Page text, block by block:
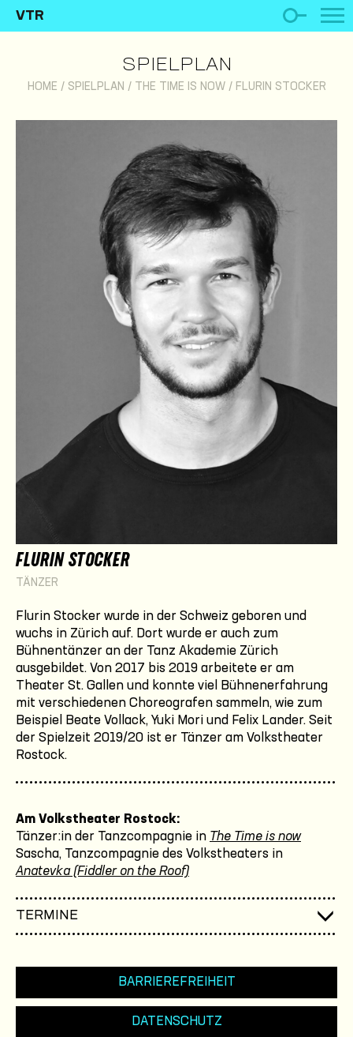
VTR
SPIELPLAN
HOME / SPIELPLAN / THE TIME IS NOW/ FLURIN STOCKER
FLURIN STOCKER
TÄNZER
Flurin Stocker wurde in der Schweiz geboren und
wuchs in Zürich auf. Dort wurde er auch zum
Bühnentänzer an der Tanz Akademie Zürich
ausgebildet. Von 2017 bis 2019 arbeitete er am
Theater St. Gallen und konnte viel Bühnenerfahrung
mit verschiedenen Choreografen sammeln, wie zum
Beispiel Beate Vollack, Yuki Mori und Felix Lander. Seit
der Spielzeit 2019/20 ist er Tänzer am Volkstheater
Rostock.
Am Volkstheater Rostock:
Tänzer:in der Tanzcompagnie in The Time is now
Sascha, Tanzcompagnie des Volkstheaters in
Anatevka (Fiddler on the Roof)
TERMINE
BARRIEREFREIHEIT
DATENSCHUTZ